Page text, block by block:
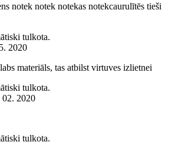
notek notek notekas notekcaurulītēs tieši
tulkota.
2020
materiāls, tas atbilst virtuves izlietnei
tulkota.
02. 2020
tulkota.